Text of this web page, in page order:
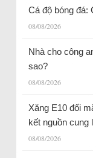
Cá độ bóng đá:
08/08/2026
Nhà cho công
sao?
08/08/2026
Xăng E10 đối
kết nguồn cung
08/08/2026